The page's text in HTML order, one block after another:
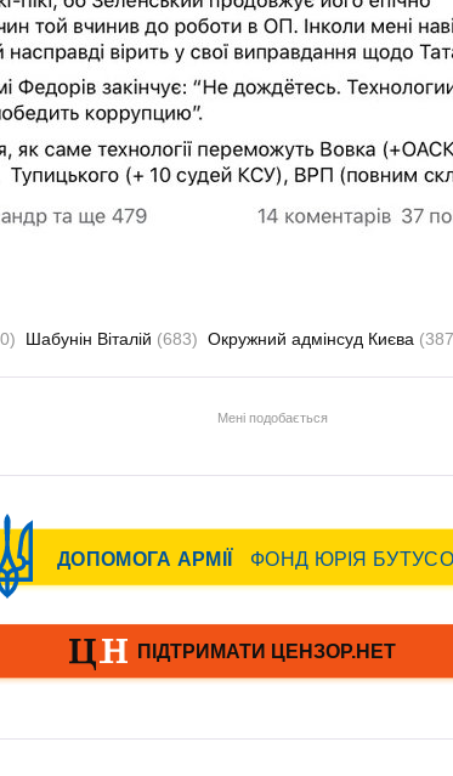
Шабунін Віталій (683) Окружний адмінсуд Києва
Мені подобається